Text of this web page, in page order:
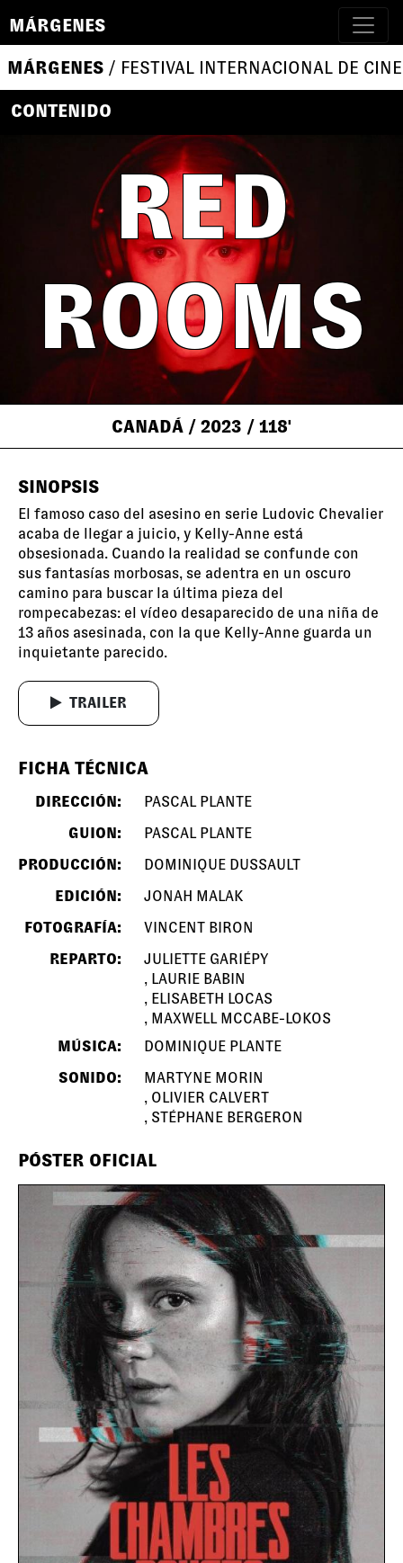
MÁRGENES
MÁRGENES / FESTIVAL INTERNACIONAL DE
CONTENIDO
RED
ROOMS
CANADÁ / 2023 / 118'
SINOPSIS
El famoso caso del asesino en serie Ludovic Chevalier
acaba de llegar a juicio, y Kelly-Anne está
obsesionada. Cuando la realidad se confunde con
sus fantasías morbosas, se adentra en un oscuro
camino para buscar la última pieza del
rompecabezas: el vídeo desaparecido de una niña de
13 años asesinada, con la que Kelly-Anne guarda un
inquietante parecido.
TRAILER
FICHA TÉCNICA
DIRECCIÓN:
PASCAL PLANTE
GUION:
PASCAL PLANTE
PRODUCCIÓN:
DOMINIQUE DUSSAULT
EDICIÓN:
JONAH MALAK
FOTOGRAFÍA:
VINCENT BIRON
REPARTO:
JULIETTE GARIÉPY
LAURIE BABIN
ELISABETH LOCAS
MAXWELL MCCABE-LOKOS
MÚSICA:
DOMINIQUE PLANTE
SONIDO:
MARTYNE MORIN
OLIVIER CALVERT
STÉPHANE BERGERON
PÓSTER OFICIAL